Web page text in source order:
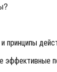
принципы
эффективные